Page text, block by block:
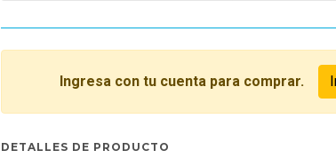
Ingresa con tu cuenta para comprar.
DETALLES DE PRODUCTO